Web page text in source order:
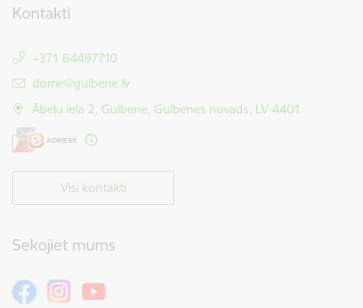
Kontakti
+371 64497710
E-pasts:
dome@gulbene.lv
Ābeļu iela 2, Gulbene, Gulbenes novads, LV-4401
Visi kontakti
Sekojiet mums